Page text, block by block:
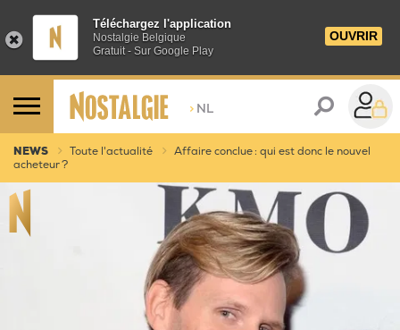
Téléchargez l'application
Nostalgie Belgique
Gratuit - Sur Google Play
OUVRIR
> NL
NEWS Toute l'actualité
Affaire conclue : qui est donc le nouvel
acheteur ?